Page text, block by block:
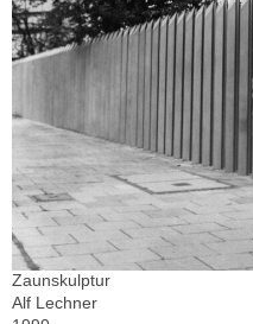
Zaunskulptur
Alf Lechner